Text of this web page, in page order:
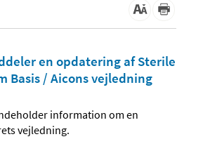
en opdatering af Sterile
Basis / Aicons vejledning
information om en
vejledning.